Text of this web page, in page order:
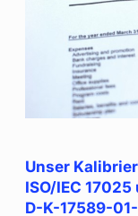
Unser
ISO/IEC
D-K-17589-